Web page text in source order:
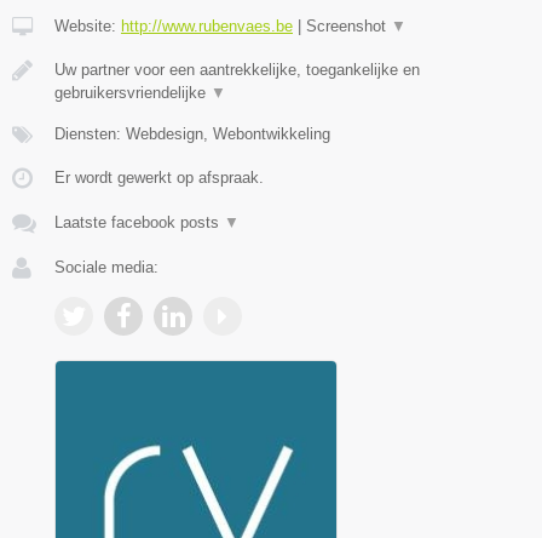
Website: http://www.rubenvaes.be Screenshot ▼
Uw partner voor een aantrekkelijke, toegankelijke en
gebruikersvriendelijke ▼
Diensten: Webdesign, Webontwikkeling
Er wordt gewerkt op afspraak.
Laatste facebook posts ▼
Sociale media: